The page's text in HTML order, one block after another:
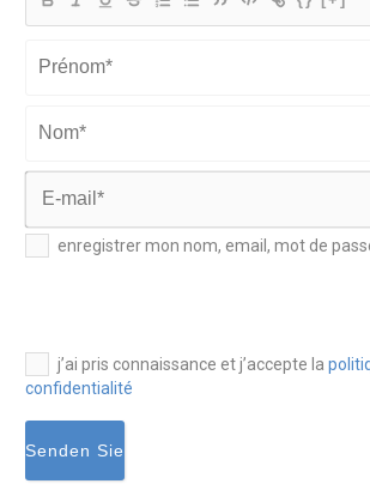
Nom*
E-
mail*
enregistrer mon nom, email, mot de passe
j’ai pris connaissance et j’accepte la
confidentialité